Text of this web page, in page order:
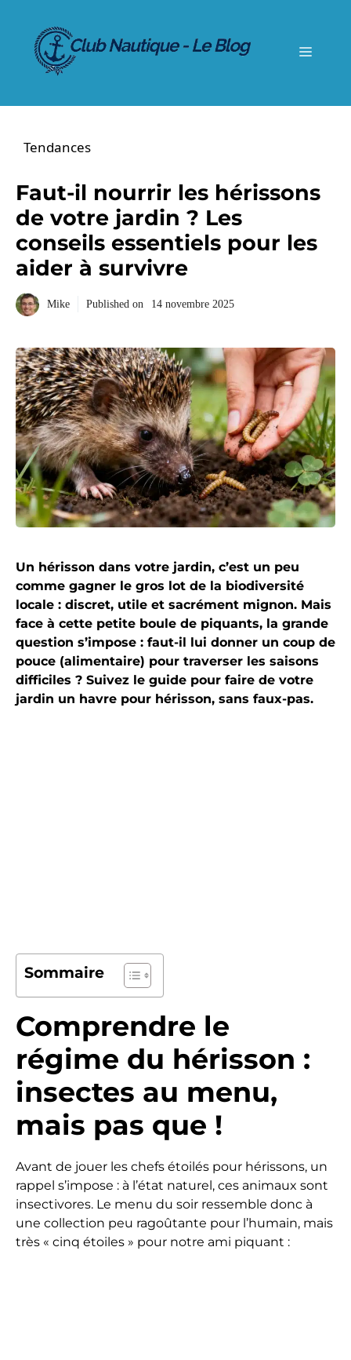
contenu
Menu
Tendances
Faut-il nourrir les hérissons
de votre jardin ? Les
conseils essentiels pour les
aider à survivre
Mike Published on 14 novembre 2025
Un hérisson dans votre jardin, c’est un peu
comme gagner le gros lot de la biodiversité
locale : discret, utile et sacrément mignon. Mais
face à cette petite boule de piquants, la grande
question s’impose : faut-il lui donner un coup de
pouce (alimentaire) pour traverser les saisons
difficiles ? Suivez le guide pour faire de votre
jardin un havre pour hérisson, sans faux-pas.
Sommaire
Comprendre le
régime du hérisson :
insectes au menu,
mais pas que !
Avant de jouer les chefs étoilés pour hérissons, un
rappel s’impose : à l’état naturel, ces animaux sont
insectivores. Le menu du soir ressemble donc à
une collection peu ragoûtante pour l’humain, mais
très « cinq étoiles » pour notre ami piquant :